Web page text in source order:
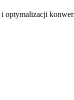
optymalizacji